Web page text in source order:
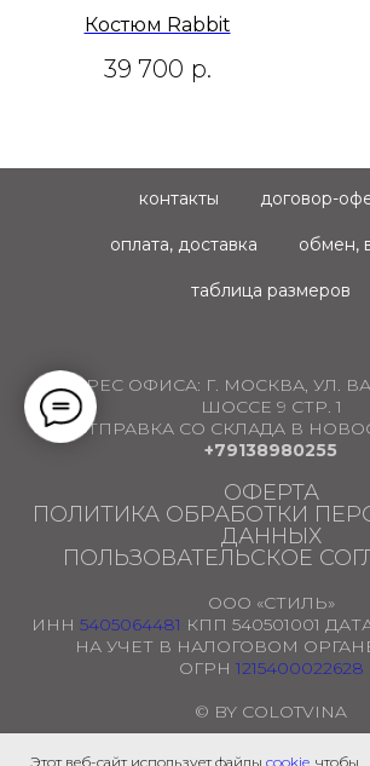
Этот веб-сайт использует файлы cookie , чтобы
Костюм Rabbit
39 700 р.
контакты договор-
оплата, доставка обмен,
таблица размеров
АДРЕС ОФИСА: Г. МОСКВА, УЛ.
ШОССЕ 9 СТР. 1
ОТПРАВКА СО СКЛАДА В
+79138980255
ОФЕРТА
ПОЛИТИКА ОБРАБОТКИ
ДАННЫХ
ПОЛЬЗОВАТЕЛЬСКОЕ
ООО «СТИЛЬ»
ИНН 5405064481 КПП 540501001
НА УЧЕТ В НАЛОГОВОМ ОРГАНЕ
ОГРН 1215400022628
© BY COLOTVINA